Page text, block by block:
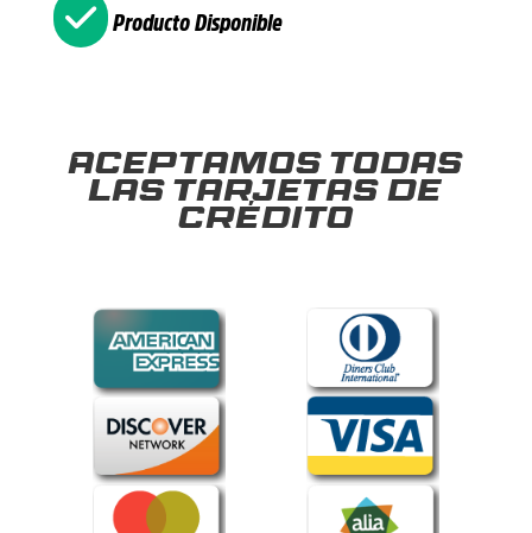
Producto Disponible
Aceptamos todas
las tarjetas de
crédito